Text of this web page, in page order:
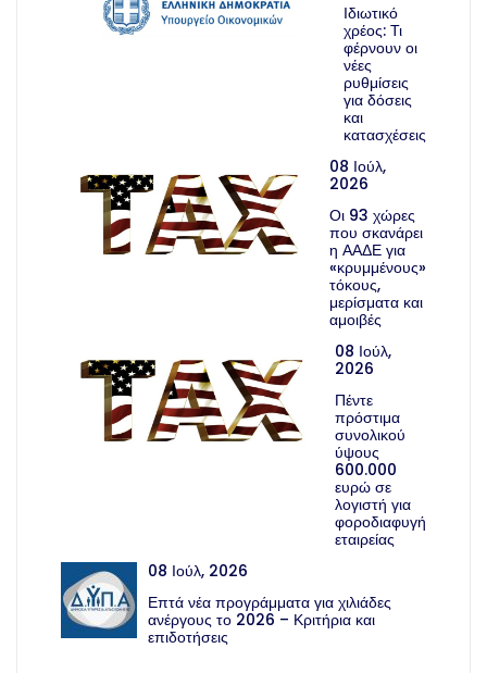
Ιδιωτικό
χρέος: Τι
φέρνουν οι
νέες
ρυθμίσεις
για δόσεις
και
κατασχέσεις
08 Ιούλ,
2026
Οι 93 χώρες
που σκανάρει
η ΑΑΔΕ για
«κρυμμένους»
τόκους,
μερίσματα και
αμοιβές
08 Ιούλ,
2026
Πέντε
πρόστιμα
συνολικού
ύψους
600.000
ευρώ σε
λογιστή για
φοροδιαφυγή
εταιρείας
08 Ιούλ, 2026
Επτά νέα προγράμματα για χιλιάδες
ανέργους το 2026 – Κριτήρια και
επιδοτήσεις